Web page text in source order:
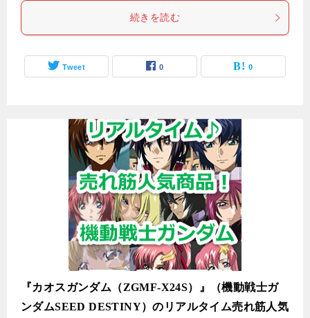
続きを読む
Tweet 0 0
『カオスガンダム（ZGMF-X24S）』（機動戦士ガ
ンダムSEED DESTINY）のリアルタイム売れ筋人気